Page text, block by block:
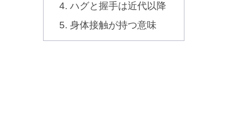
ハグと握手は近代以降
身体接触が持つ意味